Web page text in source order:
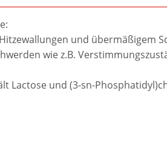
und übermäßigem
wie z.B.
Lactose und (3-sn-